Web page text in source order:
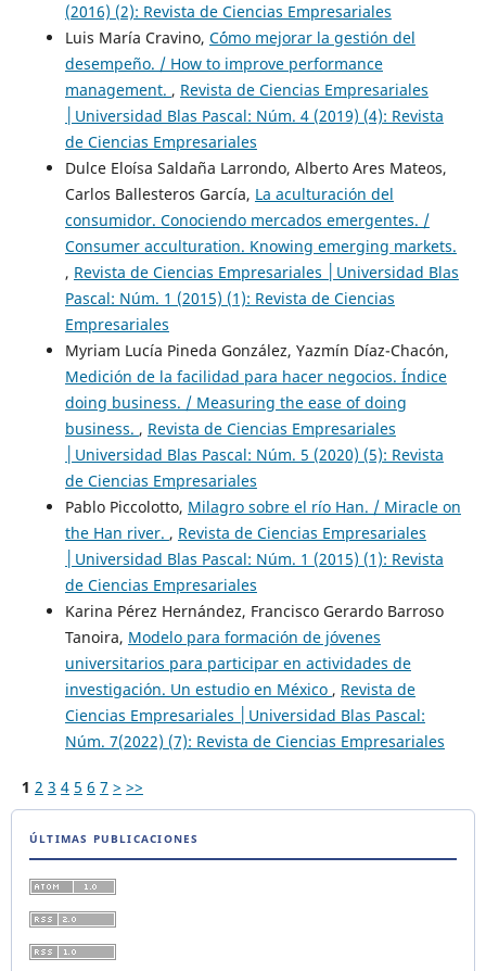
(2016) (2): Revista de Ciencias Empresariales
Luis María Cravino, C´ómo mejorar la gestión del
desempeño. / How to improve performance
management. , Revista de Ciencias Empresariales
│Universidad Blas Pascal: Núm. 4 (2019) (4): Revista
de Ciencias Empresariales
Dulce Eloísa Saldaña Larrondo, Alberto Ares Mateos,
Carlos Ballesteros García, La aculturación del
consumidor. Conociendo mercados emergentes. /
Consumer acculturation. Knowing emerging markets.
, Revista de Ciencias Empresariales │Universidad Blas
Pascal: Núm. 1 (2015) (1): Revista de Ciencias
Empresariales
Myriam Lucía Pineda González, Yazmín Díaz-Chacón,
Medición de la facilidad para hacer negocios. Índice
doing business. / Measuring the ease of doing
business. , Revista de Ciencias Empresariales
│Universidad Blas Pascal: Núm. 5 (2020) (5): Revista
de Ciencias Empresariales
Pablo Piccolotto, Milagro sobre el río Han. / Miracle on
the Han river. , Revista de Ciencias Empresariales
│Universidad Blas Pascal: Núm. 1 (2015) (1): Revista
de Ciencias Empresariales
Karina Pérez Hernández, Francisco Gerardo Barroso
Tanoira, Modelo para formación de jóvenes
universitarios para participar en actividades de
investigación. Un estudio en México , Revista de
Ciencias Empresariales │Universidad Blas Pascal:
Núm. 7(2022) (7): Revista de Ciencias Empresariales
1 2 3 4 5 6 7 > >>
ÚLTIMAS PUBLICACIONES